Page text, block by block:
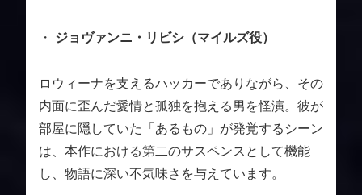
・ ジョヴァンニ・リビシ（マイルズ役）
ロウィーナを支えるハッカーでありながら、その
内面に歪んだ愛情と孤独を抱える男を怪演。彼が
部屋に隠していた「あるもの」が発覚するシーン
は、本作における第二のサスペンスとして機能
し、物語に深い不気味さを与えています。